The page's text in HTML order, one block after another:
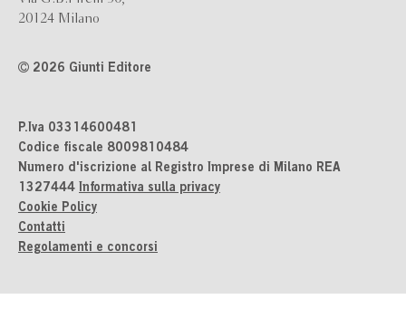
20124 Milano
2026 Giunti Editore
P.Iva 03314600481
Codice fiscale 8009810484
Numero d'iscrizione al Registro Imprese di Milano REA
1327444 Informativa sulla privacy
Cookie Policy
Contatti
Regolamenti e concorsi